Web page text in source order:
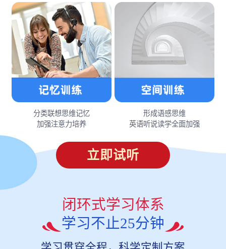
分类联想思维记忆
加强注意力培养
形成语感思维
英语听说读学全面加强
立即试听
闭环式学习体系
学习不止25分钟